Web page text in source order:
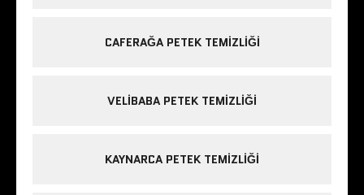
CAFERAĞA PETEK TEMIZLIĞI
VELIBABA PETEK TEMIZLIĞI
KAYNARCA PETEK TEMIZLIĞI